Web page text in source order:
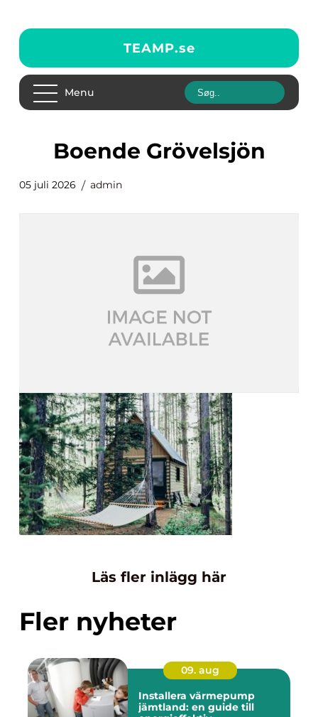
TEAMP.se
Menu
Boende Grövelsjön
05 juli 2026 admin
Läs fler inlägg här
Fler nyheter
09. aug
Installera värmepump
jämtland: en guide till